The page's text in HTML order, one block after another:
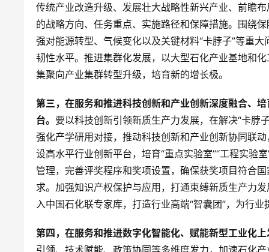
传统产业改造升级、发展壮大战略性新兴产业、前瞻
的战略方向、任务重点、实施路径和保障措施。围绕
强对能源转型、气候变化以及关键材料“卡脖子”等重
韧性水平。推进集群化发展，以大型石化产业基地和
集聚向产业集群转型升级，培育新的增长极。
第三，在服务和推进科技创新和产业创新深度融合、
台。 要以科技创新引领新质生产力发展，在解决“卡脖
强化产学研用对接，推动科技创新和产业创新协同联
设高水平行业创新平台，培育“重点实验室”“工程实验
管理，完善评奖程序和奖项设置，确保获奖项目符合
求。加强知识产权保护与应用，打通束缚新质生产力
入中国石化联专家库，打造行业高端“智囊团”，为行
第四，在服务和推进数字化智能化、赋能新型工业化
引领、技术赋能、政策协同等多维度发力，加速石化